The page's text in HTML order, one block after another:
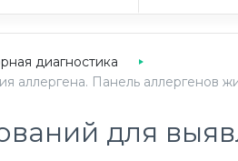
диагностика
аллергена. Панель аллергенов
для